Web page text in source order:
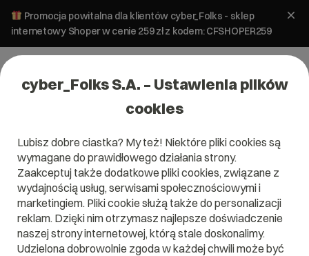
Promocja powitalna dla klientów cyber_Folks - sklep
internetowy Shoper w cenie 259 zł z kodem: CFSHOPER259
WordPress
Wersje WordPress w Polsce we
wrześniu 2022
13 października 2023 ok.3min
cyber_Folks S.A. – Ustawienia plików
cookies
Lubisz dobre ciastka? My też! Niektóre pliki cookies są
wymagane do prawidłowego działania strony.
Zaakceptuj także dodatkowe pliki cookies, związane z
wydajnością usług, serwisami społecznościowymi i
marketingiem. Pliki cookie służą także do personalizacji
reklam. Dzięki nim otrzymasz najlepsze doświadczenie
naszej strony internetowej, którą stale doskonalimy.
Udzielona dobrowolnie zgoda w każdej chwili może być